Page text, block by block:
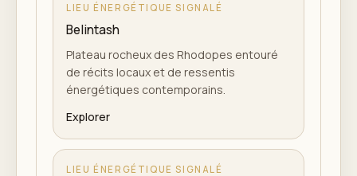
LIEU ÉNERGÉTIQUE SIGNALÉ
Belintash
Plateau rocheux des Rhodopes entouré
de récits locaux et de ressentis
énergétiques contemporains.
Explorer
LIEU ÉNERGÉTIQUE SIGNALÉ